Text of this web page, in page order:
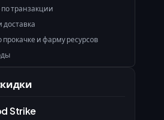
транзакции
доставка
и фарму ресурсов
заблуждения
Strike